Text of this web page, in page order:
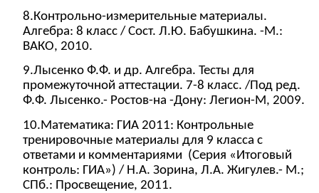
8.Контрольно-измерительные материалы.
Алгебра: 8 класс / Сост. Л.Ю. Бабушкина. -М.:
ВАКО, 2010.
9.Лысенко Ф.Ф. и др. Алгебра. Тесты для
промежуточной аттестации. 7-8 класс. /Под ред.
Ф.Ф. Лысенко.- Ростов-на -Дону: Легион-М, 2009.
10.Математика: ГИА 2011: Контрольные
тренировочные материалы для 9 класса с
ответами и комментариями (Серия «Итоговый
контроль: ГИА») / Н.А. Зорина, Л.А. Жигулев.- М.;
СПб.: Просвещение, 2011.